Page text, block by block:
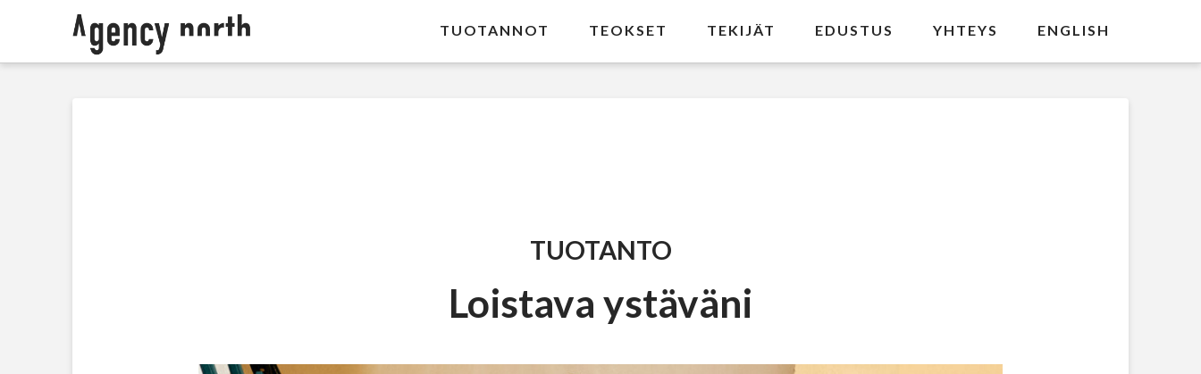
TUOTANNOT TEOKSET TEKIJÄT EDUSTUS YHTEYS ENGLISH
TUOTANTO
Loistava ystäväni